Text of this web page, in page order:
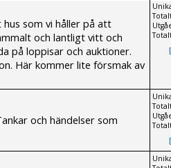
hus som vi håller på att
och lantligt vitt och
på loppisar och auktioner.
Här kommer lite försmak av
och händelser som